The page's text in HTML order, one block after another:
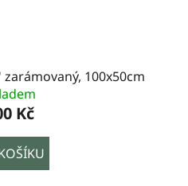
100x50cm
Kč